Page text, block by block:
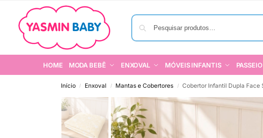
HOME MODA BEBÊ ENXOVAL MÓVEIS INFANTIS PASSEIO
Início / Enxoval / Mantas e Cobertores / Cobertor Infantil Dupla Face